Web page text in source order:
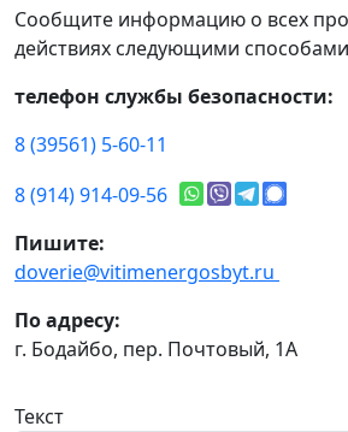
Сообщите информацию о всех
действиях следующими
телефон службы безопасности:
8 (39561) 5-60-11
8 (914) 914-09-56
Пишите:
doverie@vitimenergosbyt.ru
По адресу:
г. Бодайбо, пер. Почтовый, 1А
Текст